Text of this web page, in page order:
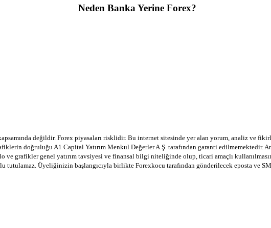
Neden Banka Yerine Forex?
değildir. Forex piyasaları risklidir. Bu internet sitesinde yer alan yorum, analiz ve
doğruluğu A1 Capital Yatırım Menkul Değerler A.Ş. tarafından garanti
ve grafikler genel yatırım tavsiyesi ve finansal bilgi niteliğinde olup, ticari amaçlı
tutulamaz. Üyeliğinizin başlangıcıyla birlikte Forexkocu tarafından gönderilecek eposta ve